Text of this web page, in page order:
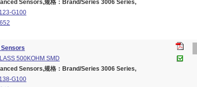
Sensors,规格：Brand/Series 3006 Series,
G100
500KOHM SMD
Sensors,规格：Brand/Series 3006 Series,
G100